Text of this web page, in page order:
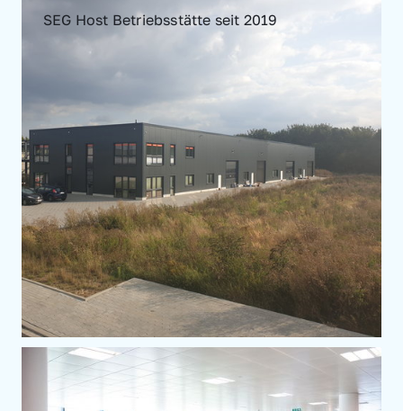
SEG Host Betriebsstätte seit 2019